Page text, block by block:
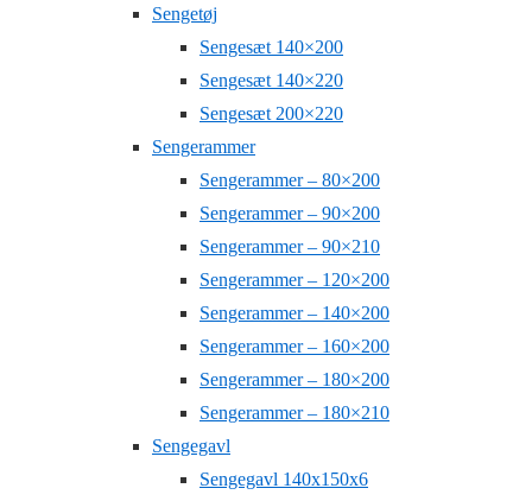
Sengetøj
Sengesæt 140×200
Sengesæt 140×220
Sengesæt 200×220
Sengerammer
Sengerammer – 80×200
Sengerammer – 90×200
Sengerammer – 90×210
Sengerammer – 120×200
Sengerammer – 140×200
Sengerammer – 160×200
Sengerammer – 180×200
Sengerammer – 180×210
Sengegavl
Sengegavl 140x150x6